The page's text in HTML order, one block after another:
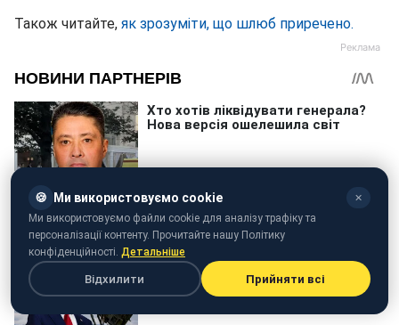
Також читайте, як зрозуміти, що шлюб приречено.
🍪 Ми використовуємо cookie ✕
Ми використовуємо файли cookie для аналізу трафіку та
персоналізації контенту. Прочитайте нашу Політику
конфіденційності. Детальніше
Відхилити Прийняти всі